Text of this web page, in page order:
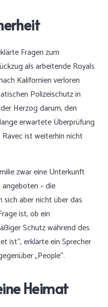
Fragen zum
als arbeitende Royals
Kalifornien verloren
Polizeischutz in
Herzog darum, den
erwartete Überprüfung
ist weiterhin nicht
zwar eine Unterkunft
– die
aber nicht über das
ist, ob ein
Schutz während des
ist“, erklärte ein Sprecher
„People“.
Heimat